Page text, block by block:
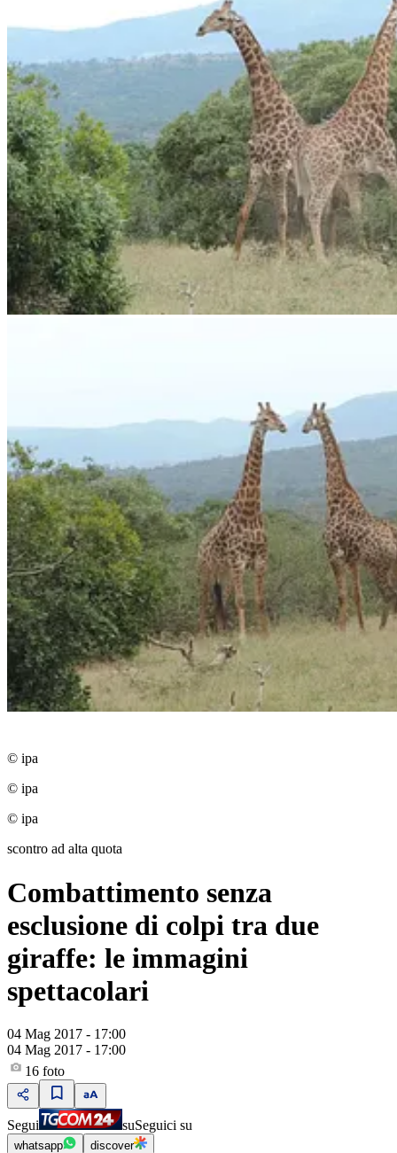
© ipa
© ipa
© ipa
scontro ad alta quota
Combattimento senza
esclusione di colpi tra due
giraffe: le immagini
spettacolari
04 Mag 2017 - 17:00
04 Mag 2017 - 17:00
16 foto
Segui suSeguici su
whatsapp discover